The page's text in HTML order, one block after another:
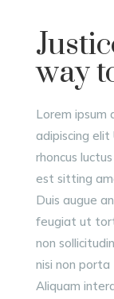
way
Lorem ipsum
adipiscing elit
rhoncus
est sitting
Duis augue
feugiat ut
non
nisi non
Aliquam